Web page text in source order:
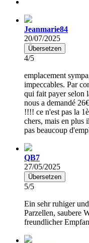
Jeanmarie84
20/07/2025
Übersetzen
4/5
emplacement
impeccables. Par
qui fait payer selon
nous a demandé
!!!! ce n'est pas la
chers, mais en plus
pas beaucoup
QB7
27/05/2025
Übersetzen
5/5
Ein sehr ruhiger
Parzellen, saubere
freundlicher